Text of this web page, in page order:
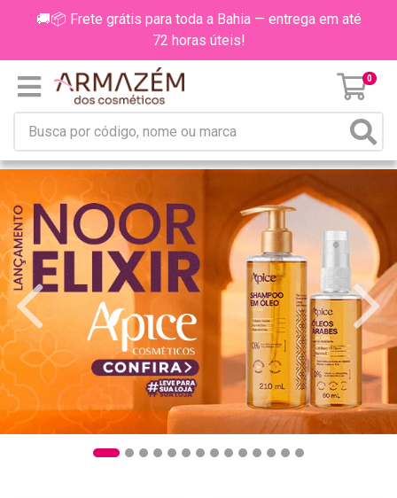
🚚📦 Frete grátis para toda a Bahia — entrega em até
72 horas úteis!
0